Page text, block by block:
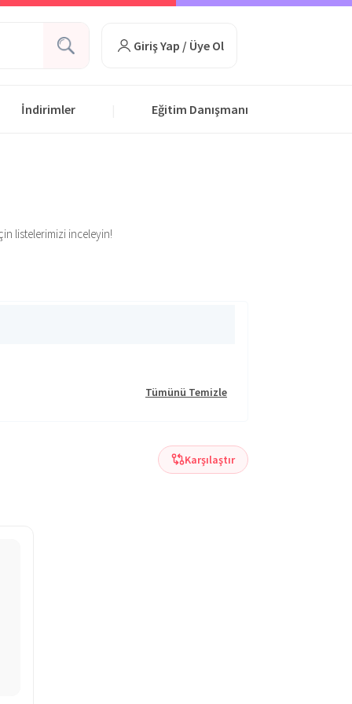
Giriş Yap / Üye Ol
İndirimler Eğitim Danışmanı
listelerimizi inceleyin!
Tümünü Temizle
Karşılaştır